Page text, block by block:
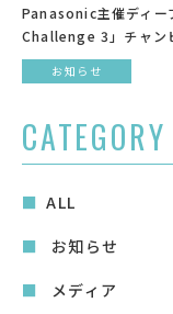
Panasonic主催ディ
Challenge 3」チャン
お知らせ
CATEGORY
ALL
お知らせ
メディア